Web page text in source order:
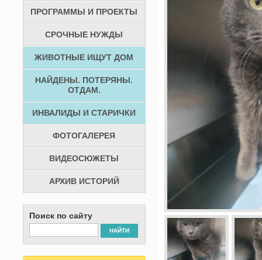
ПРОГРАММЫ И ПРОЕКТЫ
СРОЧНЫЕ НУЖДЫ
ЖИВОТНЫЕ ИЩУТ ДОМ
НАЙДЕНЫ. ПОТЕРЯНЫ.
ОТДАМ.
ИНВАЛИДЫ И СТАРИЧКИ
ФОТОГАЛЕРЕЯ
ВИДЕОСЮЖЕТЫ
АРХИВ ИСТОРИЙ
Поиск по сайту
НАЙТИ